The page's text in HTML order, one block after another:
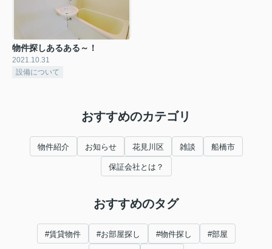
物件探しあるある～！
2021.10.31
設備について
おすすめのカテゴリ
物件紹介 お知らせ 花見川区 雑談 船橋市
保証会社とは？
おすすめのタグ
#賃貸物件 #お部屋探し #物件探し #部屋